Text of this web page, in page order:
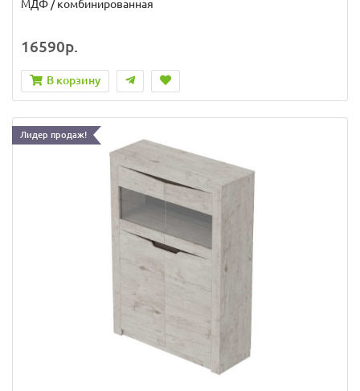
МДФ / комбинированная
16590р.
В корзину
Лидер продаж!